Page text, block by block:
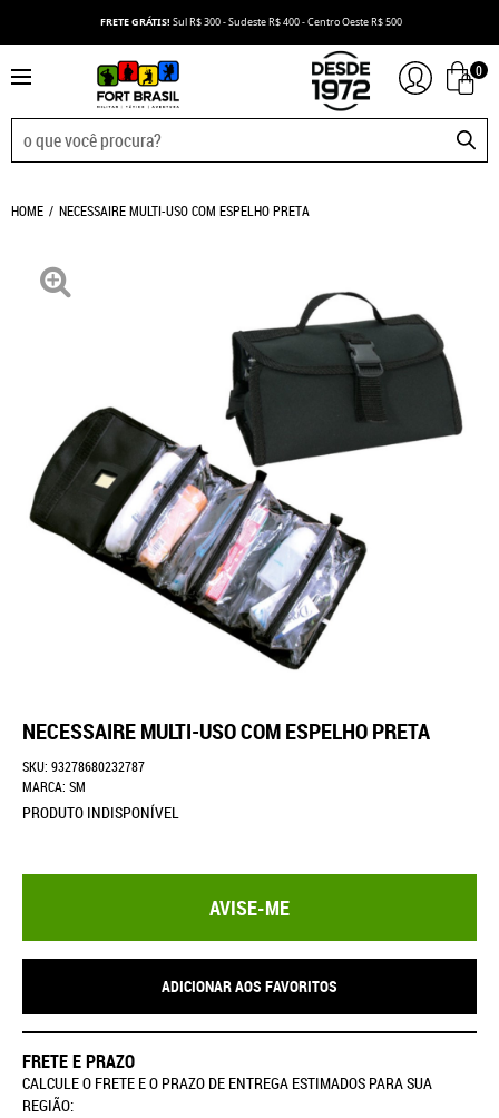
FRETE GRÁTIS! Sul R$ 300 - Sudeste R$ 400 - Centro Oeste R$ 500
0
HOME NECESSAIRE MULTI-USO COM ESPELHO PRETA
NECESSAIRE MULTI-USO COM ESPELHO PRETA
SKU: 93278680232787
MARCA: SM
PRODUTO INDISPONÍVEL
AVISE-ME
ADICIONAR AOS FAVORITOS
FRETE E PRAZO
CALCULE O FRETE E O PRAZO DE ENTREGA ESTIMADOS PARA SUA
REGIÃO: